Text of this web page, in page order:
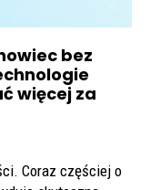
bez
więcej za
Coraz częściej o